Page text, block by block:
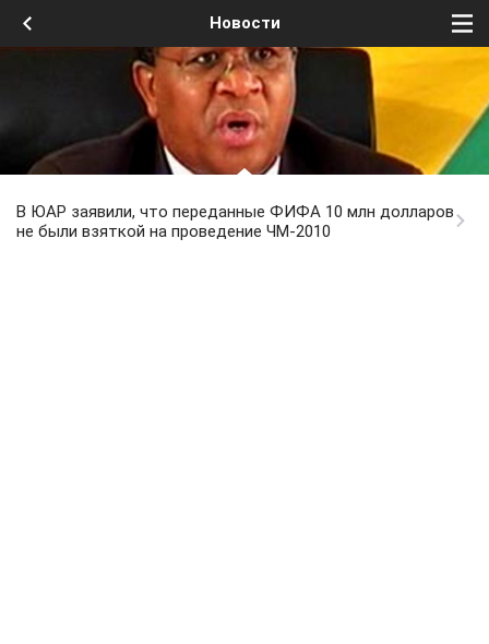
Новости
В ЮАР заявили, что переданные ФИФА 10 млн долларов
не были взяткой на проведение ЧМ-2010